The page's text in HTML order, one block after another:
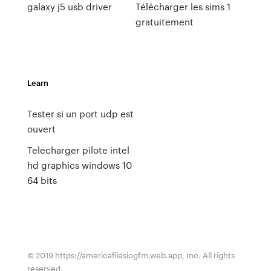
galaxy j5 usb driver
Télécharger les sims 1
gratuitement
Learn
Tester si un port udp est
ouvert
Telecharger pilote intel
hd graphics windows 10
64 bits
© 2019 https://americafilesiogfm.web.app, Inc. All rights
reserved.